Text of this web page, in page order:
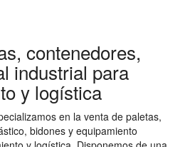
contenedores,
industrial para
y logística
en la venta de paletas,
bidones y equipamiento